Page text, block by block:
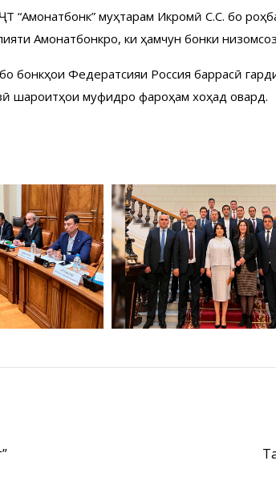
“Амонатбонк” муҳтарам Икромӣ С.С. бо
Амонатбонкро, ки ҳамчун бонки
Федератсияи Россия баррасӣ
шароитҳои муфидро фароҳам хоҳад овард.